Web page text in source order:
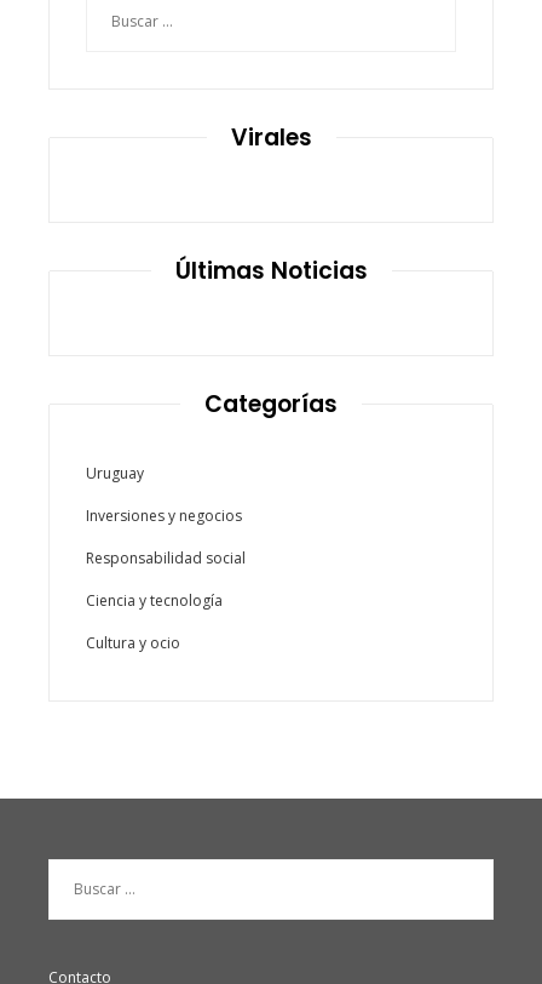
Virales
Últimas Noticias
Categorías
Uruguay
Inversiones y negocios
Responsabilidad social
Ciencia y tecnología
Cultura y ocio
Contacto